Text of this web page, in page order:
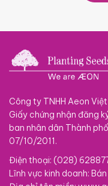
Công ty TNHH Aeon
Giấy chứng nhận đăng
ban nhân dân Thành
07/10/2011.
Điện thoại: (028)
Lĩnh vực kinh doanh: Bán